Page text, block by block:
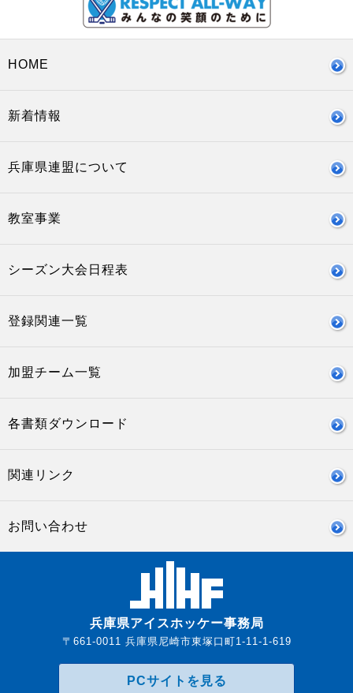
HOME
新着情報
兵庫県連盟について
教室事業
シーズン大会日程表
登録関連一覧
加盟チーム一覧
各書類ダウンロード
関連リンク
お問い合わせ
兵庫県アイスホッケー事務局
〒661-0011 兵庫県尼崎市東塚口町1-11-1-619
PCサイトを見る